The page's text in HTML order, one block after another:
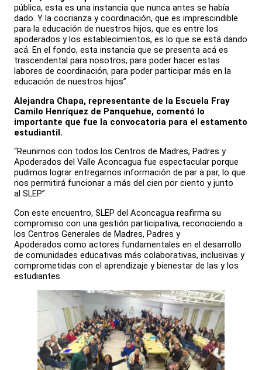
pública, esta es una instancia que nunca antes se había
dado. Y la cocrianza y coordinación, que es imprescindible
para la educación de nuestros hijos, que es entre los
apoderados y los establecimientos, es lo que se está dando
acá. En el fondo, esta instancia que se presenta acá es
trascendental para nosotros, para poder hacer estas
labores de coordinación, para poder participar más en la
educación de nuestros hijos”.
Alejandra Chapa, representante de la Escuela Fray
Camilo Henríquez de Panquehue, comentó lo
importante que fue la convocatoria para el estamento
estudiantil.
“Reunirnos con todos los Centros de Madres, Padres y
Apoderados del Valle Aconcagua fue espectacular porque
pudimos lograr entregarnos información de par a par, lo que
nos permitirá funcionar a más del cien por ciento y junto
al SLEP”.
Con este encuentro, SLEP del Aconcagua reafirma su
compromiso con una gestión participativa, reconociendo a
los Centros Generales de Madres, Padres y
Apoderados como actores fundamentales en el desarrollo
de comunidades educativas más colaborativas, inclusivas y
comprometidas con el aprendizaje y bienestar de las y los
estudiantes.